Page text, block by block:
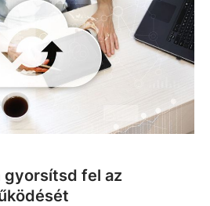
gyorsítsd fel az